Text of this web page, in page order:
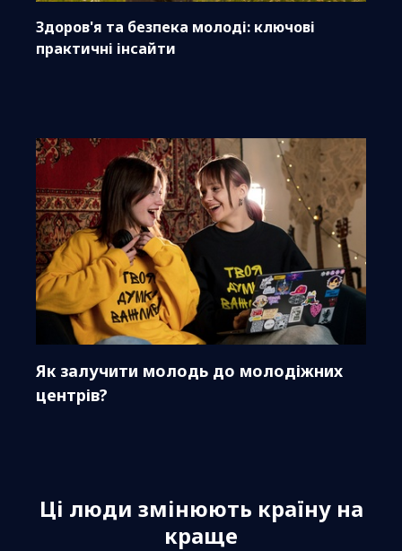
Здоров'я та безпека молоді: ключові
практичні інсайти
Як залучити молодь до молодіжних
центрів?
Ці люди змінюють країну на
краще